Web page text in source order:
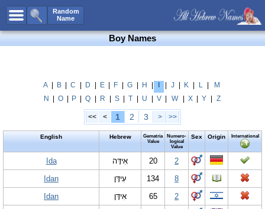
Random
Name
All Names
Boy Names
Unisex Names
Popular Names
Celebs B. Days
Numerology
Boy Names
A B C D E F G H J K L
M
N
O P Q R S T U V W X Y Z
<< < 1 2 3 > >>
English Hebrew
Gematria
Value
Numero-
logical
Value
Sex Origin International
Ida אִידָּה 20
2
Idan
עִידָּן 134
8
Idan
אִידָּן 65
2